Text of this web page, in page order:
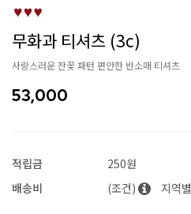
무화과 티셔츠 (3c)
사랑스러운 잔꽃 패턴 편안한 반소매 티셔츠
53,000
적립금
250원
배송비
(조건) 지역별